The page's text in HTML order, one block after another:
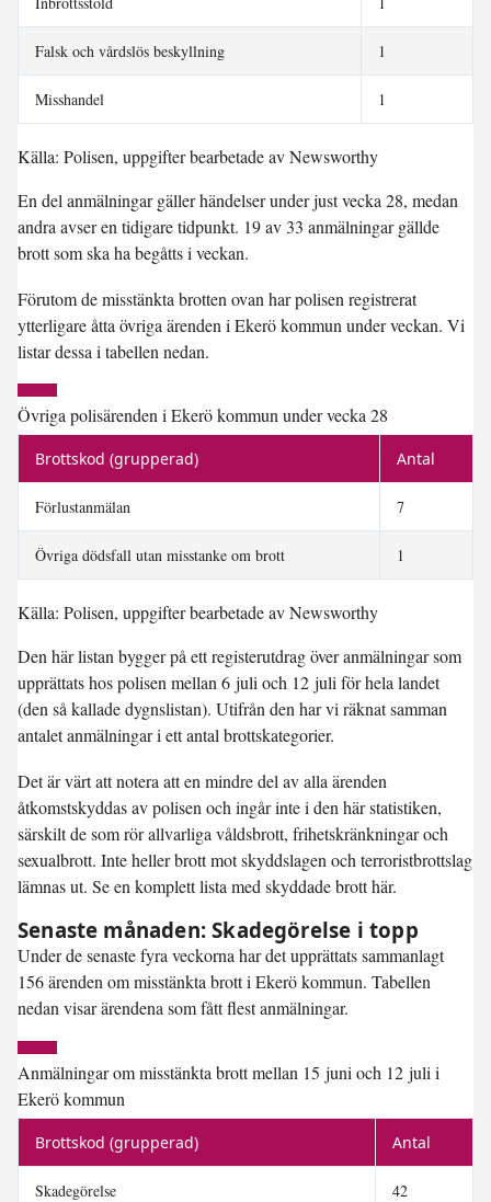
Falsk och vårdslös beskyllning 1
Misshandel 1
Källa: Polisen, uppgifter bearbetade av Newsworthy
En del anmälningar gäller händelser under just vecka 28, medan
andra avser en tidigare tidpunkt. 19 av 33 anmälningar gällde
brott som ska ha begåtts i veckan.
Förutom de misstänkta brotten ovan har polisen registrerat
ytterligare åtta övriga ärenden i Ekerö kommun under veckan. Vi
listar dessa i tabellen nedan.
Övriga polisärenden i Ekerö kommun under vecka 28
Brottskod (grupperad) Antal
Förlustanmälan 7
Övriga dödsfall utan misstanke om brott 1
Källa: Polisen, uppgifter bearbetade av Newsworthy
Den här listan bygger på ett registerutdrag över anmälningar som
upprättats hos polisen mellan 6 juli och 12 juli för hela landet
(den så kallade dygnslistan). Utifrån den har vi räknat samman
antalet anmälningar i ett antal brottskategorier.
Det är värt att notera att en mindre del av alla ärenden
åtkomstskyddas av polisen och ingår inte i den här statistiken,
särskilt de som rör allvarliga våldsbrott, frihetskränkningar och
sexualbrott. Inte heller brott mot skyddslagen och terroristbrottslag
lämnas ut. Se en komplett lista med skyddade brott här.
Senaste månaden: Skadegörelse i topp
Under de senaste fyra veckorna har det upprättats sammanlagt
156 ärenden om misstänkta brott i Ekerö kommun. Tabellen
nedan visar ärendena som fått flest anmälningar.
Anmälningar om misstänkta brott mellan 15 juni och 12 juli i
Ekerö kommun
Brottskod (grupperad) Antal
Skadegörelse 42